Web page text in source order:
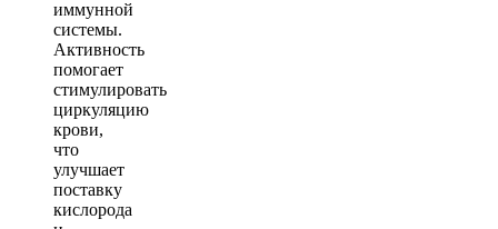
иммунной
системы.
Активность
помогает
стимулировать
циркуляцию
крови,
что
улучшает
поставку
кислорода